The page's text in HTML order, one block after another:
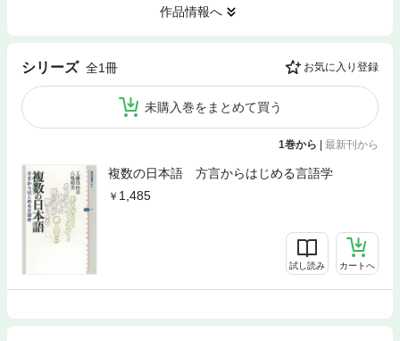
作品情報へ
シリーズ 全1冊 お気に入り登録
未購入巻をまとめて買う
1巻から | 最新刊から
複数の日本語 方言からはじめる言語学
1,485
試し読み カートへ